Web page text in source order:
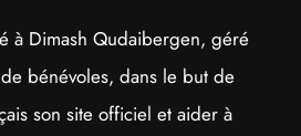
à Dimash Qudaibergen, géré
bénévoles, dans le but de
son site officiel et aider à